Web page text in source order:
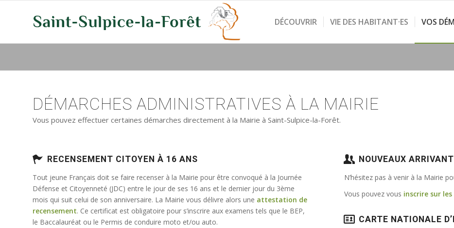
DÉCOUVRIR VIE DES HABITANT·ES VOS
DÉMARCHES ADMINISTRATIVES À LA MAIRIE
Vous pouvez effectuer certaines démarches directement à la Mairie à Saint-Sulpice-la-Forêt.
RECENSEMENT CITOYEN À 16 ANS
Tout jeune Français doit se faire recenser à la Mairie pour être convoqué à la Journée
Défense et Citoyenneté (JDC) entre le jour de ses 16 ans et le dernier jour du 3ème
mois qui suit celui de son anniversaire. La Mairie vous délivre alors une attestation de
recensement. Ce certificat est obligatoire pour s’inscrire aux examens tels que le BEP,
le Baccalauréat ou le Permis de conduire moto et/ou auto.
NOUVEAUX
N’hésitez pas à venir à la Mairie
Vous pouvez vous inscrire sur
CARTE NATIONALE